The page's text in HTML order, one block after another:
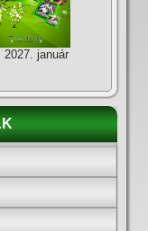
2027. január